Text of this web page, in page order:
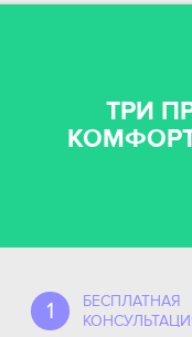
ТРИ
1
БЕСПЛАТНАЯ